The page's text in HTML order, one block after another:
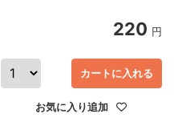
220 円
カートに入れる
お気に入り追加